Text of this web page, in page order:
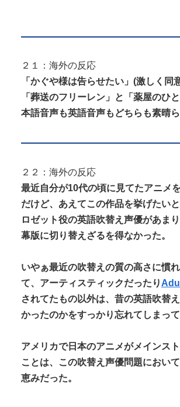
２１：海外の反応
「かぐや様は告らせたい」(激しく同
「葬送のフリーレン」と「薬屋のひ
本語音声も英語音声もどちらも素晴ら
２２：海外の反応
最近自分が10代の頃に見てたアニメ
だけど、あえてこの作品を挙げたいと
ロゼット役の英語吹替え声優があま
幕版に切り替えざるを得なかった。
いやぁ最近の吹替えの質の高さに慣
て、アーティスティックだったり
されてたもの以外は、昔の英語吹替
かったのかをすっかり忘れてしまって
アメリカで日本のアニメがメインス
ことは、この吹替え声優問題におい
恵みだった。